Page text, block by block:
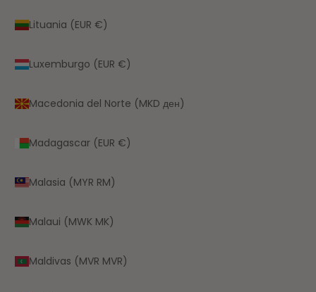
Lituania (EUR €)
Luxemburgo (EUR €)
Macedonia del Norte (MKD ден)
Madagascar (EUR €)
Malasia (MYR RM)
Malaui (MWK MK)
Maldivas (MVR MVR)